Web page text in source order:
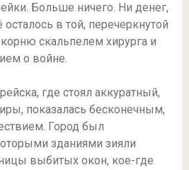
Больше ничего. Ни денег,
в той, перечеркнутой
скальпелем хирурга и
о войне.
где стоял аккуратный,
показалась бесконечным,
Город был
зданиями зияли
выбитых окон, кое-где